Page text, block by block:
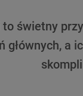
świetny
głównych, a